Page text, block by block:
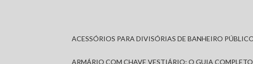
ACESSÓRIOS PARA DIVISÓRIAS DE BANHEIRO
ARMÁRIO COM CHAVE VESTIÁRIO: O GUIA